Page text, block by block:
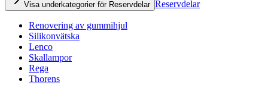
Visa underkategorier för Reservdelar Reservdelar
Renovering av gummihjul
Silikonvätska
Lenco
Skallampor
Rega
Thorens